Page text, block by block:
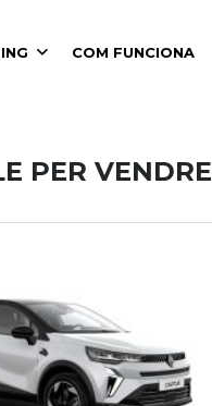
COM FUNCIONA
PER VENDRE